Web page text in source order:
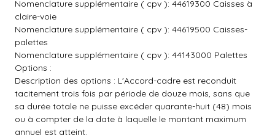
Nomenclature supplémentaire ( cpv ): 44619300 Caisses à
claire-voie
Nomenclature supplémentaire ( cpv ): 44619500 Caisses-
palettes
Nomenclature supplémentaire ( cpv ): 44143000 Palettes
Options :
Description des options : L'Accord-cadre est reconduit
tacitement trois fois par période de douze mois, sans que
sa durée totale ne puisse excéder quarante-huit (48) mois
ou à compter de la date à laquelle le montant maximum
annuel est atteint.